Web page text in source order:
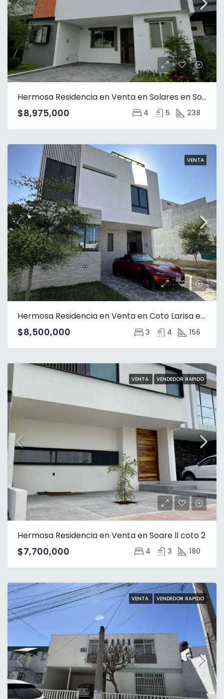
Hermosa Residencia en Venta en Solares en Soare ll coto 2
$8,975,000 4 5 238
VENTA
Hermosa Residencia en Venta en Coto Larisa en Solares
$8,500,000 3 4 156
VENTA VENDEDOR RAPIDO
Hermosa Residencia en Venta en Soare ll coto 2
$7,700,000 4 3 180
VENTA VENDEDOR RAPIDO